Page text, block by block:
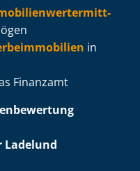
in
Finanzamt
Ladelund